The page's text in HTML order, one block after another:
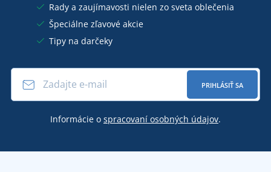
Rady a zaujímavosti nielen zo sveta oblečenia
Špeciálne zľavové akcie
Tipy na darčeky
PRIHLÁSIŤ SA
Informácie o spracovaní osobných údajov.